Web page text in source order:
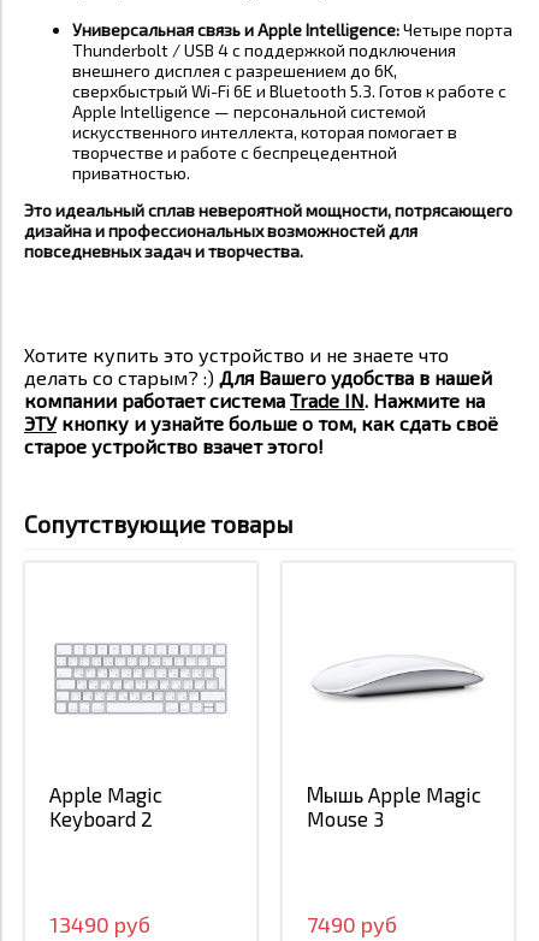
Универсальная связь и Apple Intelligence:Четыре порта
Thunderbolt / USB 4 с поддержкой подключения
внешнего дисплея с разрешением до 6K,
сверхбыстрый Wi-Fi 6E и Bluetooth 5.3. Готов к работе с
Apple Intelligence — персональной системой
искусственного интеллекта, которая помогает в
творчестве и работе с беспрецедентной
приватностью.
Это идеальный сплав невероятной мощности, потрясающего
дизайна и профессиональных возможностей для
повседневных задач и творчества.
Хотите купить это устройство и не знаете что
делать со старым? :) Для Вашего удобства в нашей
компании работает система Trade IN. Нажмите на
ЭТУкнопку и узнайте больше о том, как сдать своё
старое устройство взачет этого!
Сопутствующие товары
Apple Magic
Keyboard 2
13490 руб
Мышь Apple Magic
Mouse 3
7490 руб